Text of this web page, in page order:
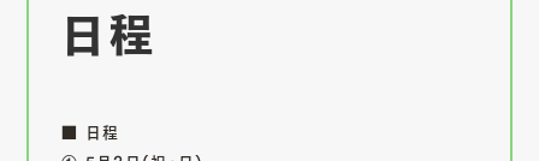
日程
■ 日程